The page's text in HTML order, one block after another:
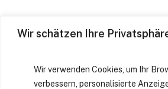
Wir schätzen Ihre
Wir verwenden Cookies, um Ihr
verbessern, personalisierte